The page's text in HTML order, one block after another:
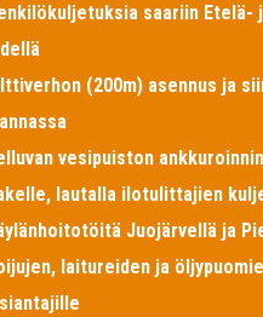
saariin Etelä-
(200m) asennus ja
vesipuiston
lautalla ilotulittajien
Juojärvellä ja
laitureiden ja